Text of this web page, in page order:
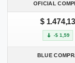
OFICIAL
$ 1.474,13
-$ 1,59
BLUE